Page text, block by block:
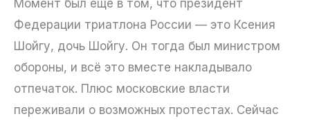
Момент был ещё в том, что президент
Федерации триатлона России — это Ксения
Шойгу, дочь Шойгу. Он тогда был министром
обороны, и всё это вместе накладывало
отпечаток. Плюс московские власти
переживали о возможных протестах. Сейчас